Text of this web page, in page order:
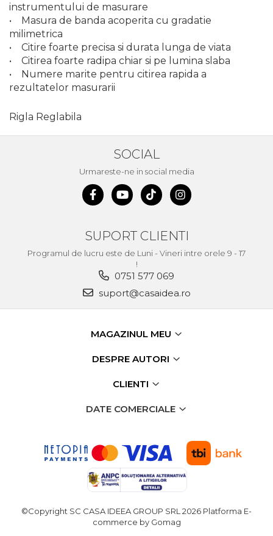
instrumentului de masurare
• Masura de banda acoperita cu gradatie
milimetrica
• Citire foarte precisa si durata lunga de viata
• Citirea foarte radipa chiar si pe lumina slaba
• Numere marite pentru citirea rapida a
rezultatelor masurarii
Rigla Reglabila
SOCIAL
Urmareste-ne in social media
SUPORT CLIENTI
Programul de lucru este de Luni - Vineri intre orele 9 - 17
!
0751 577 069
suport@casaidea.ro
MAGAZINUL MEU
DESPRE AUTORI
CLIENTI
DATE COMERCIALE
©Copyright SC CASA IDEEA GROUP SRL 2026 Platforma E-
commerce by Gomag